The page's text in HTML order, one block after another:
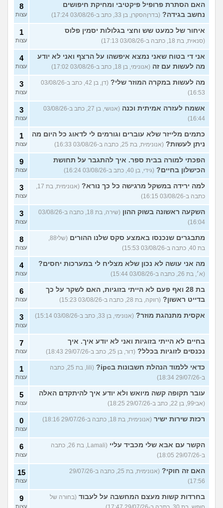
האם הסתרת פרופיל פיקטיבי ומחיקת חיפושים
נחשב בגידה? (בדרןהסקרן, בן 33, כתב ב-03/08/26 17:24)
8
עצות
איחור של כמעט שש וחצי בגלולות יסמין פלוס
(סנאית, בת 18, כתבה ב-03/08/26 17:13)
1
עצות
אני די בטוח שאני נמצא איפשהו על הרצף ואני לא יודע
מה לעשות עם זה (אנונימי, בן 18, כתב ב-03/08/26 17:02)
4
עצות
מה לעשות במקרה המוזר שלי?
(דן, בן 42, כתב ב-03/08/26
16:53)
3
עצות
אשמח לעזרה אמיתית וכנה
(אנושי, בן 27, כתב ב-03/08/26
16:44)
3
עצות
כתמים מלייזר שלא עוברים וגורמים לי לדאוג כל היום מה
ניתן לעשות? (אנונימית, בת 25, כתבה ב-03/08/26 16:33)
1
עצות
הפכתי למורה בבית ספר. איך להתגבר על תחושת
הכישלון בחיים? (גידי, בן 40, כתב ב-03/08/26 16:24)
9
עצות
למה ירידה במשקל מרגישה כל כך נורא?
(אנונימית, בת 17,
כתבה ב-03/08/26 16:15)
3
עצות
השקעה ראשונה בשוק ההון
(שירה, בת 18, כתבה ב-03/08/26
16:04)
3
עצות
מתבגרים שנכנסו באמצע סקס שלנו ההורים
(שלי88,
בת 40, כתבה ב-03/08/26 15:53)
8
עצות
מה אני עושה לא נכון שלא מצליח לי במערכות יחסים?
(א׳, בת 26, כתבה ב-03/08/26 15:44)
4
עצות
בת 28 ואף פעם לא הייתי בזוגיות, האם לשקר על כך
בדייט ראשון? (רווקה, בת 28, כתבה ב-03/08/26 15:23)
6
עצות
אקסית מתנהגת מוזר? (אנונימי, בן 33, כתב ב-03/08/26 15:14) 3
עצות
בחיים לא הייתי בזוגיות ואני לא יודע איך. איך
נכנסים לזוגיות בכלל? (דור, בן 25, כתב ב-29/07/26 18:43)
7
עצות
כדאי ללמוד הנהלת חשבונות בipc?
(lili, בת 25, כתבה
ב-29/07/26 18:34)
1
עצות
עובר תקופה קשה מיואש ולא יודע איך להיתקדם האלה
(אבי99, בן 22, כתב ב-29/07/26 18:25)
5
עצות
רכזת שירות ישיר (אנונימית, בת 18, כתבה ב-29/07/26 18:16) 0
עצות
הקשר עם אבא שלי מכביד עליי
(Lamali, בת 26, כתבה
ב-29/07/26 18:05)
6
עצות
האם זה חוקי?
(אנונימית, בת 25, כתבה ב-29/07/26
17:56)
15
עצות
בחרדות קשות מעצם המחשבה על לעבוד (בחורה של
9
עצות